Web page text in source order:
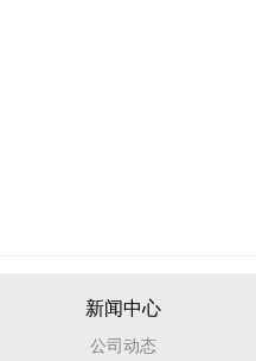
新闻中心
公司动态